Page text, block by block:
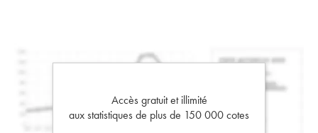
Accès gratuit et illimité
aux statistiques de plus de 150 000 cotes